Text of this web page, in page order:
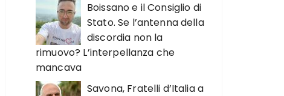
Boissano e il Consiglio di
Stato. Se l’antenna della
discordia non la
rimuovo? L’interpellanza che
mancava
Savona, Fratelli d’Italia a